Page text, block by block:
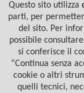
Merton M. Gill
TEORIA E TECNICA
TRANSFERT
Questo sito utilizza
parti, per
del sito. Per
possibile
si conferisce il
“Continua senza
cookie o altri
quelli tecnici,